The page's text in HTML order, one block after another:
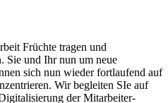
Früchte tragen und
Sie und Ihr nun um neue
sich nun wieder fortlaufend auf
Wir begleiten SIe auf
der Mitarbeiter-